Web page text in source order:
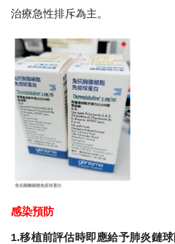
治療急性排斥為主。
感染預防
1.移植前評估時即應給予肺炎鏈